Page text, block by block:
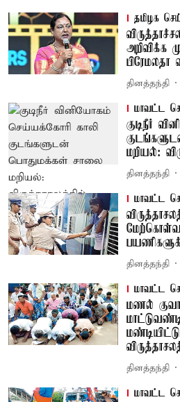
தமிழக
அறிவிக்க
பிரேமலதா
தினத்தந்தி
மாவட்ட
குடிநீர்
மறியல்:
தினத்தந்தி
மாவட்ட
தினத்தந்தி
மாவட்ட
மணல்
தினத்தந்தி
மாவட்ட